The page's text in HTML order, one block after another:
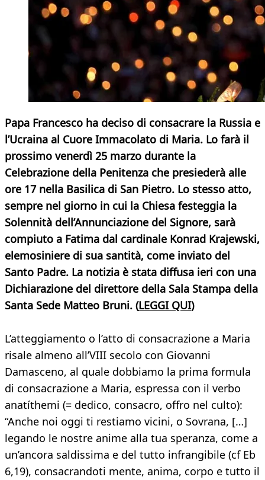
Papa Francesco ha deciso di consacrare la Russia e
l’Ucraina al Cuore Immacolato di Maria. Lo farà il
prossimo venerdì 25 marzo durante la
Celebrazione della Penitenza che presiederà alle
ore 17 nella Basilica di San Pietro. Lo stesso atto,
sempre nel giorno in cui la Chiesa festeggia la
Solennità dell’Annunciazione del Signore, sarà
compiuto a Fatima dal cardinale Konrad Krajewski,
elemosiniere di sua santità, come inviato del
Santo Padre. La notizia è stata diffusa ieri con una
Dichiarazione del direttore della Sala Stampa della
Santa Sede Matteo Bruni. (LEGGI QUI)
L’atteggiamento o l’atto di consacrazione a Maria
risale almeno all’VIII secolo con Giovanni
Damasceno, al quale dobbiamo la prima formula
di consacrazione a Maria, espressa con il verbo
anatíthemi (= dedico, consacro, offro nel culto):
“Anche noi oggi ti restiamo vicini, o Sovrana, […]
legando le nostre anime alla tua speranza, come a
un’ancora saldissima e del tutto infrangibile (cf Eb
6,19), consacrandoti mente, anima, corpo e tutto il